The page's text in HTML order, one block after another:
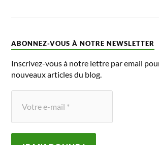
ABONNEZ-VOUS À NOTRE NEWSLETTER
Inscrivez-vous à notre lettre par email
nouveaux articles du blog.